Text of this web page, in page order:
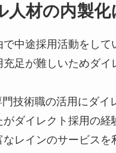
人材の内製化
中途採用活動をして
足が難しいためダイ
技術職の活用にダイ
がダイレクト採用の経
レインのサービスを